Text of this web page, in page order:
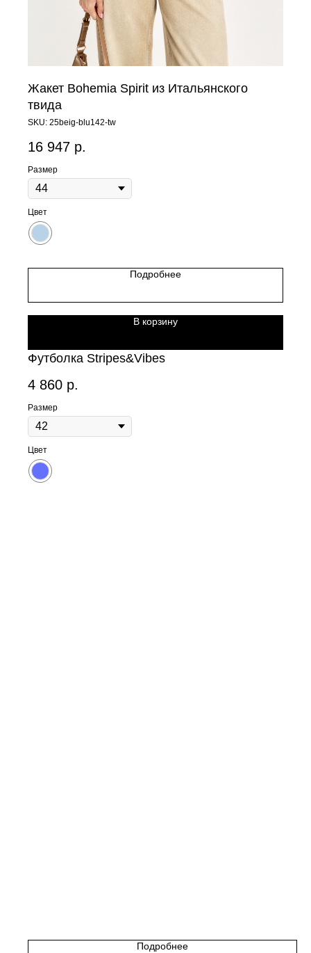
Жакет Bohemia Spirit из Итальянского
твида
SKU: 25beig-blu142-tw
16 947 р.
Размер
Цвет
Подробнее
В корзину
Футболка Stripes&Vibes
4 860 р.
Размер
Цвет
Подробнее